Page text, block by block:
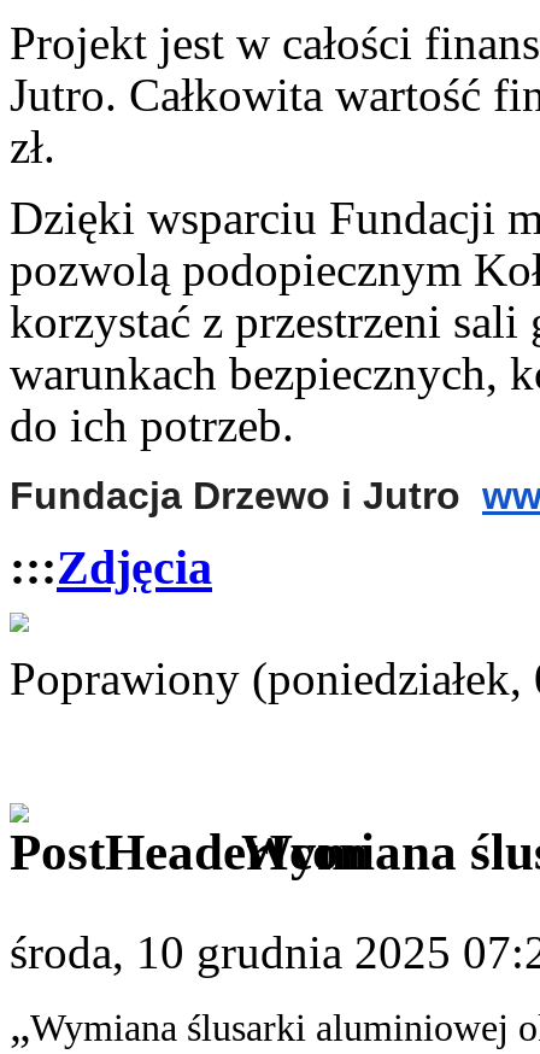
Projekt jest w całości
Jutro. Całkowita wartość
zł.
Dzięki wsparciu Fundacji
pozwolą podopiecznym
korzystać z przestrzeni sali
warunkach bezpiecznych,
do ich potrzeb.
Fundacja Drzewo i Jutro
:::Zdjęcia
Poprawiony
Wymiana
środa, 10 grudnia 2025
„Wymiana ślusarki aluminiowej